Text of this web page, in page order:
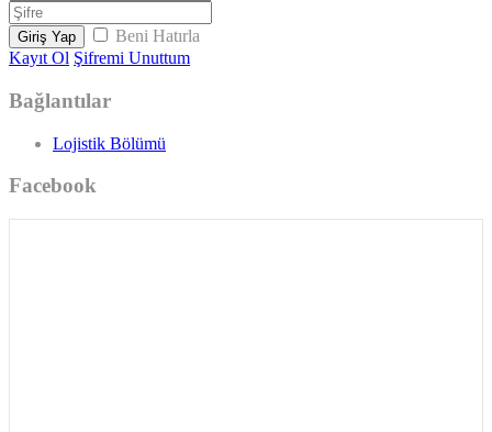
Giriş Yap
Beni Hatırla
Kayıt Ol Şifremi Unuttum
Bağlantılar
Lojistik Bölümü
Facebook